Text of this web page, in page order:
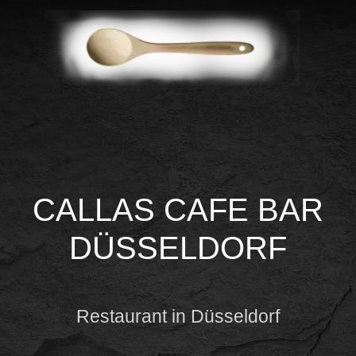
CALLAS CAFE BAR
DÜSSELDORF
Restaurant in Düsseldorf